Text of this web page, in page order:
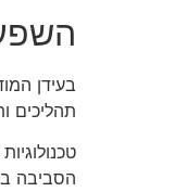
בעידן
תהליכים
הסביבה